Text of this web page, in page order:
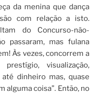
da menina que dança
com relação a isto.
do Concurso-não-
passaram, mas fulana
Às vezes, concorrem a
visualização,
dinheiro mas, quase
alguma coisa”. Então, no